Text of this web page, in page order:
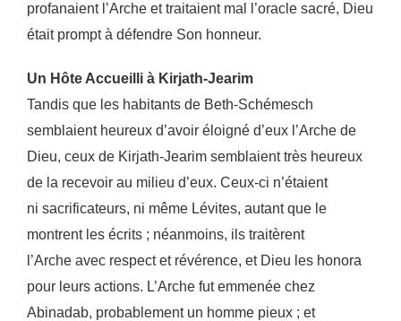
profanaient l’Arche et traitaient mal l’oracle sacré, Dieu
était prompt à défendre Son honneur.
Un Hôte Accueilli à Kirjath-Jearim
Tandis que les habitants de Beth-Schémesch
semblaient heureux d’avoir éloigné d’eux l’Arche de
Dieu, ceux de Kirjath-Jearim semblaient très heureux
de la recevoir au milieu d’eux. Ceux-ci n’étaient
ni sacrificateurs, ni même Lévites, autant que le
montrent les écrits ; néanmoins, ils traitèrent
l’Arche avec respect et révérence, et Dieu les honora
pour leurs actions. L’Arche fut emmenée chez
Abinadab, probablement un homme pieux ; et